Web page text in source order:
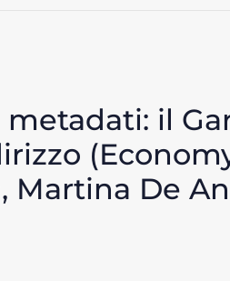
il
Martina De